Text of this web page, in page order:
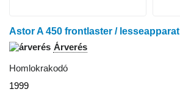
Astor A 450 frontlaster / lesseapparat
Árverés
Homlokrakodó
1999